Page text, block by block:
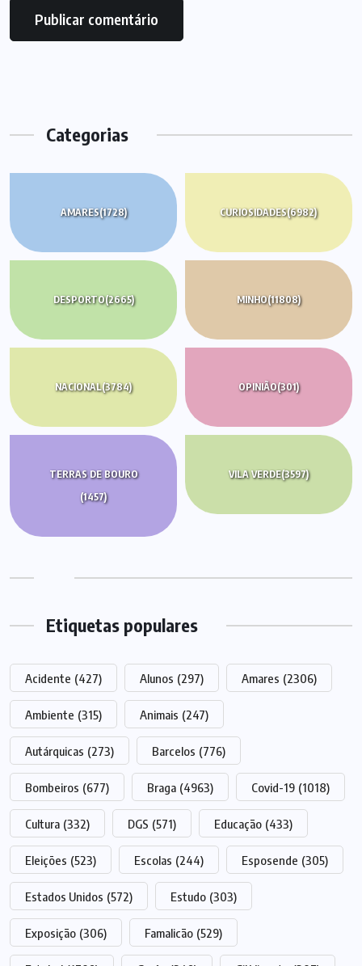
Categorias
AMARES(1728) CURIOSIDADES(6982)
DESPORTO(2665) MINHO(11808)
NACIONAL(3784) OPINIÃO(301)
TERRAS DE BOURO
(1457)
VILA VERDE(3597)
Etiquetas populares
Acidente (427) Alunos (297) Amares (2306)
Ambiente (315) Animais (247)
Autárquicas (273) Barcelos (776)
Bombeiros (677) Braga (4963) Covid-19 (1018)
Cultura (332) DGS (571) Educação (433)
Eleições (523) Escolas (244) Esposende (305)
Estados Unidos (572) Estudo (303)
Exposição (306) Famalicão (529)